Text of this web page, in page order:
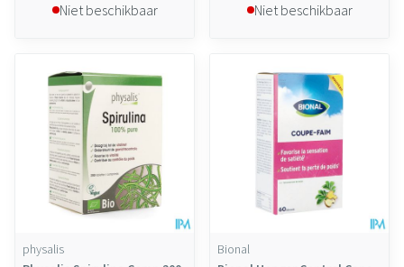
Niet beschikbaar Niet beschikbaar
physalis
Bional